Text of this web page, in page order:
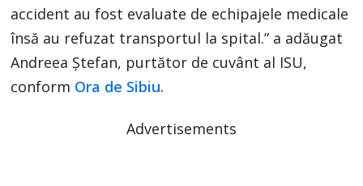
accident au fost evaluate de echipajele medicale
însă au refuzat transportul la spital.” a adăugat
Andreea Ștefan, purtător de cuvânt al ISU,
conform Ora de Sibiu.
Advertisements